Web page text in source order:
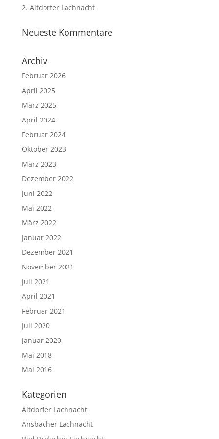
2. Altdorfer Lachnacht
Neueste Kommentare
Archiv
Februar 2026
April 2025
März 2025
April 2024
Februar 2024
Oktober 2023
März 2023
Dezember 2022
Juni 2022
Mai 2022
März 2022
Januar 2022
Dezember 2021
November 2021
Juli 2021
April 2021
Februar 2021
Juli 2020
Januar 2020
Mai 2018
Mai 2016
Kategorien
Altdorfer Lachnacht
Ansbacher Lachnacht